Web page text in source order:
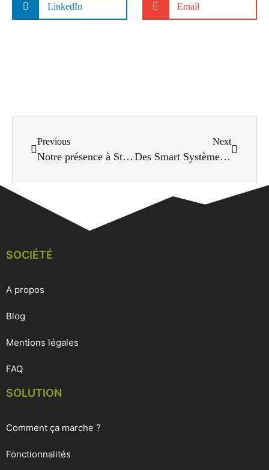
LinkedIn Email
Previous
Notre présence à StationF pour le lancement du « Cement Lab »
Next
Des Smart Systèmes en béton pour préparer la révolution constructive – Article ConstructionCayola
SOCIÉTÉ
A propos
Blog
Mentions légales
FAQ
SOLUTION
Comment ça marche ?
Fonctionnalités